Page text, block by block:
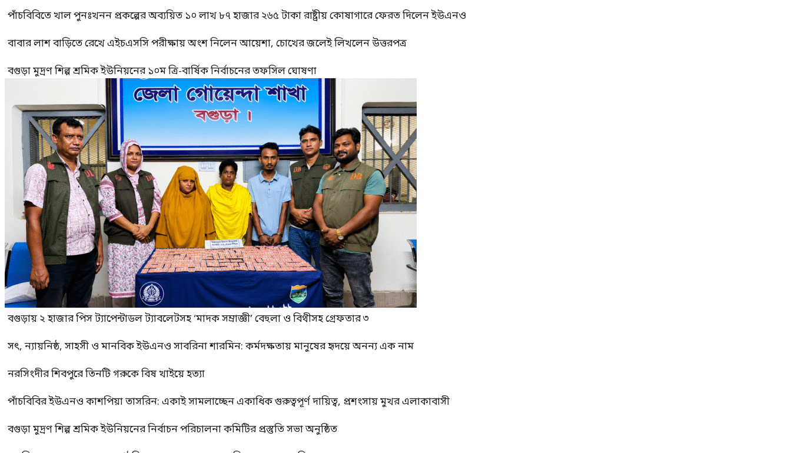
পাঁচবিবিতে খাল পুনঃখনন প্রকল্পের অব্যয়িত ১০ লাখ ৮৭ হাজার ২৬৫ টাকা রাষ্ট্রীয় কোষাগারে ফেরত দিলেন ইউএনও
বাবার লাশ বাড়িতে রেখে এইচএসসি পরীক্ষায় অংশ নিলেন আয়েশা, চোখের জলেই লিখলেন উত্তরপত্র
বগুড়া মুদ্রণ শিল্প শ্রমিক ইউনিয়নের ১০ম ত্রি-বার্ষিক নির্বাচনের তফসিল ঘোষণা
বগুড়ায় ২ হাজার পিস ট্যাপেন্টাডল ট্যাবলেটসহ ‘মাদক সম্রাজ্ঞী’ বেহুলা ও বিথীসহ গ্রেফতার ৩
সৎ, ন্যায়নিষ্ঠ, সাহসী ও মানবিক ইউএনও সাবরিনা শারমিন: কর্মদক্ষতায় মানুষের হৃদয়ে অনন্য এক নাম
নরসিংদীর শিবপুরে তিনটি গরুকে বিষ খাইয়ে হত্যা
পাঁচবিবির ইউএনও কাশপিয়া তাসরিন: একাই সামলাচ্ছেন একাধিক গুরুত্বপূর্ণ দায়িত্ব, প্রশংসায় মুখর এলাকাবাসী
বগুড়া মুদ্রণ শিল্প শ্রমিক ইউনিয়নের নির্বাচন পরিচালনা কমিটির প্রস্তুতি সভা অনুষ্ঠিত